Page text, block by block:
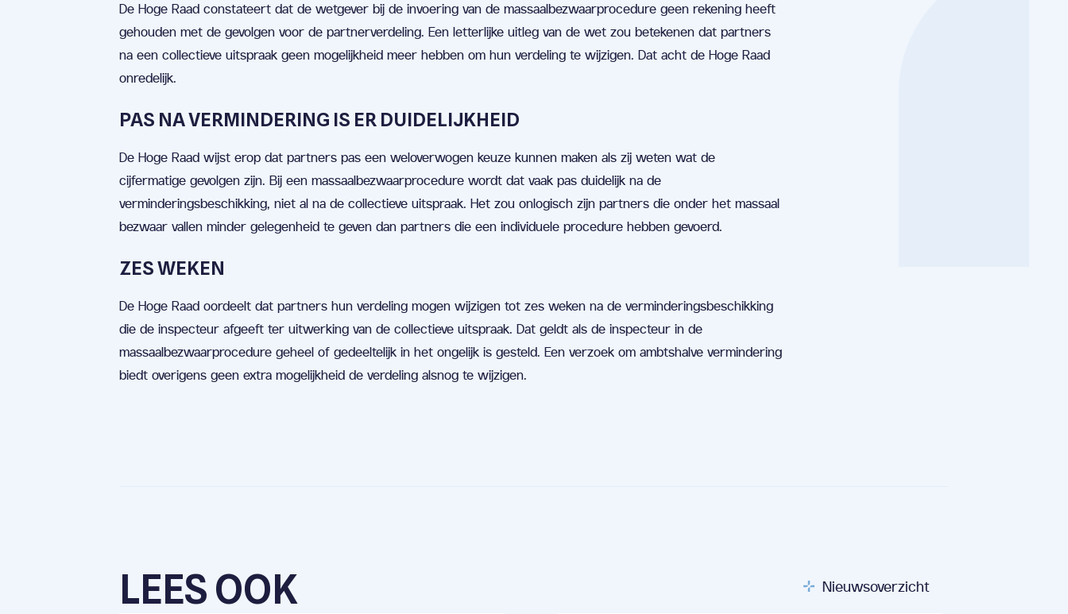
De Hoge Raad constateert dat de wetgever bij de invoering van de massaalbezwaarprocedure geen rekening heeft
gehouden met de gevolgen voor de partnerverdeling. Een letterlijke uitleg van de wet zou betekenen dat partners
na een collectieve uitspraak geen mogelijkheid meer hebben om hun verdeling te wijzigen. Dat acht de Hoge Raad
onredelijk.
PAS NA VERMINDERING IS ER DUIDELIJKHEID
De Hoge Raad wijst erop dat partners pas een weloverwogen keuze kunnen maken als zij weten wat de
cijfermatige gevolgen zijn. Bij een massaalbezwaarprocedure wordt dat vaak pas duidelijk na de
verminderingsbeschikking, niet al na de collectieve uitspraak. Het zou onlogisch zijn partners die onder het massaal
bezwaar vallen minder gelegenheid te geven dan partners die een individuele procedure hebben gevoerd.
ZES WEKEN
De Hoge Raad oordeelt dat partners hun verdeling mogen wijzigen tot zes weken na de verminderingsbeschikking
die de inspecteur afgeeft ter uitwerking van de collectieve uitspraak. Dat geldt als de inspecteur in de
massaalbezwaarprocedure geheel of gedeeltelijk in het ongelijk is gesteld. Een verzoek om ambtshalve vermindering
biedt overigens geen extra mogelijkheid de verdeling alsnog te wijzigen.
LEES OOK Nieuwsoverzicht